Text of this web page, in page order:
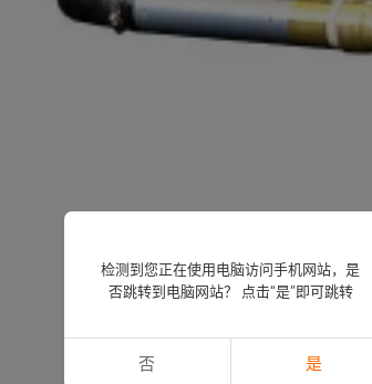
检测到您正在使用电脑访问手机网站，是
否跳转到电脑网站？ 点击“是”即可跳转
否 是